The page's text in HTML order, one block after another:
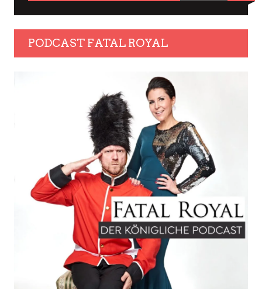
PODCAST FATAL ROYAL